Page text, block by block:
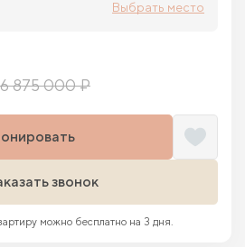
Выбрать место
6 875 000 ₽
звонок
можно бесплатно на 3 дня.